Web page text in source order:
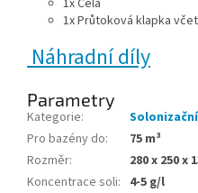
1x Cela
1x Průtoková klapka
Náhradní díly
Parametry
Kategorie:
Pro bazény do:
75 m³
Rozměr:
280 x 250 x
Koncentrace soli: 4-5 g/l